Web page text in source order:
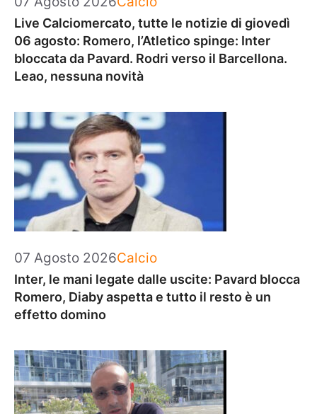
Live Calciomercato, tutte le notizie di giovedì
06 agosto: Romero, l’Atletico spinge: Inter
bloccata da Pavard. Rodri verso il Barcellona.
Leao, nessuna novità
07 Agosto 2026Categorie
Calcio
Inter, le mani legate dalle uscite: Pavard blocca
Romero, Diaby aspetta e tutto il resto è un
effetto domino